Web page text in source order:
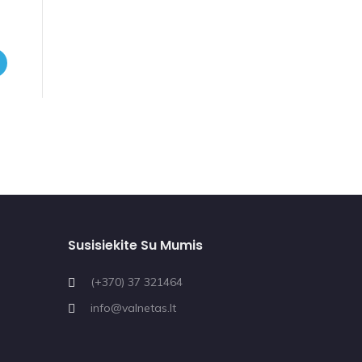
Susisiekite Su Mumis
(+370) 37 321464
info@valnetas.lt